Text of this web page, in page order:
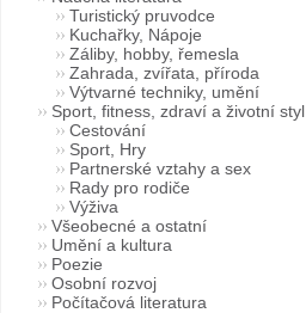
Turistický pruvodce
Kuchařky, Nápoje
Záliby, hobby, řemesla
Zahrada, zvířata, příroda
Výtvarné techniky, umění
Sport, fitness, zdraví a životní styl
Cestování
Sport, Hry
Partnerské vztahy a sex
Rady pro rodiče
Výživa
Všeobecné a ostatní
Umění a kultura
Poezie
Osobní rozvoj
Počítačová literatura